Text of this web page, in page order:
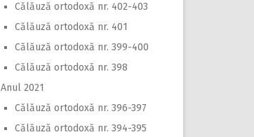
Călăuză ortodoxă nr. 402-403
Călăuză ortodoxă nr. 401
Călăuză ortodoxă nr. 399-400
Călăuză ortodoxă nr. 398
Anul 2021
Călăuză ortodoxă nr. 396-397
Călăuză ortodoxă nr. 394-395